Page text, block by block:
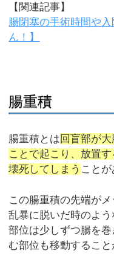
【関連記事】
腸閉塞の手術時間や
ん！】
腸重積
腸重積とは回盲部が
ことで起こり、放置
壊死してしまう ことが
この腸重積の先端が
乱暴に脱いだ時のよ
部位は少しずつ腸を
む部位も移動すること